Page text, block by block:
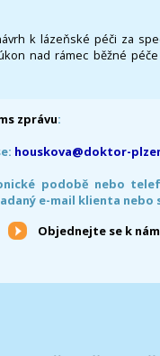
k lázeňské péči za
nad rámec běžné
zprávu:
houskova@doktor-
podobě nebo
e-mail klienta
Objednejte se k nám